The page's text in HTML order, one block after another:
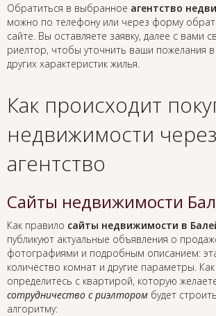
Обратиться в выбранное агентство
можно по телефону или через форму
сайте. Вы оставляете заявку, далее с вами
риелтор, чтобы уточнить ваши пожелания
других характеристик жилья.
Как происходит
недвижимости через
агентство
Сайты недвижимости
Как правило сайты недвижимости в
публикуют актуальные объявления о
фотографиями и подробным описанием:
количество комнат и другие параметры.
определитесь с квартирой, которую
сотрудничество с риэлтором будет
алгоритму: